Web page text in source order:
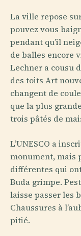
La ville repose
pouvez vous
pendant qu’il
de balles encore
Lechner a cousu
des toits Art
changent de
que la plus
trois pâtés de
L’UNESCO a
monument, mais
différentes qui
Buda grimpe.
laisse passer les
Chaussures à
pitié.